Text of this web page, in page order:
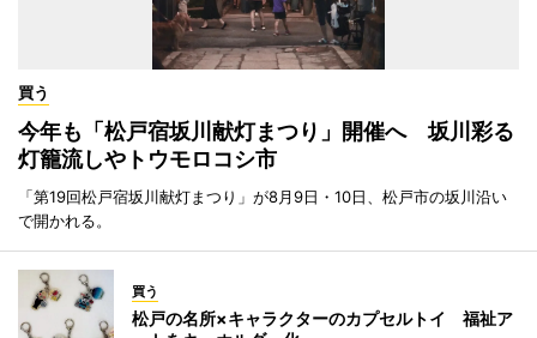
買う
今年も「松戸宿坂川献灯まつり」開催へ 坂川彩る
灯籠流しやトウモロコシ市
「第19回松戸宿坂川献灯まつり」が8月9日・10日、松戸市の坂川沿い
で開かれる。
買う
松戸の名所×キャラクターのカプセルトイ 福祉ア